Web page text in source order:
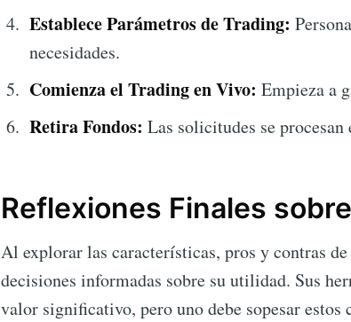
Establece Parámetros de Trading:
necesidades.
Comienza el Trading en Vivo: Empieza a
Retira Fondos: Las solicitudes se
Reflexiones Finales
Al explorar las características, pros y contras de
decisiones informadas sobre su utilidad. Sus
valor significativo, pero uno debe sopesar